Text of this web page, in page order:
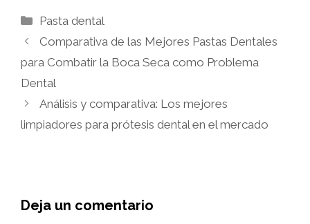
Categorías
Pasta dental
Comparativa de las Mejores Pastas Dentales
para Combatir la Boca Seca como Problema
Dental
Análisis y comparativa: Los mejores
limpiadores para prótesis dental en el mercado
Deja un comentario